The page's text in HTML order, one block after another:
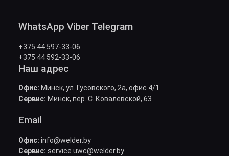
WhatsApp Viber Telegram
+375 44 597-33-06
+375 44 592-33-06
Наш адрес
Офис: Минск, ул. Гусовского, 2а, офис 4/1
Сервис: Минск, пер. С. Ковалевской, 63
Email
Офис: info@welder.by
Сервис: service.uwc@welder.by